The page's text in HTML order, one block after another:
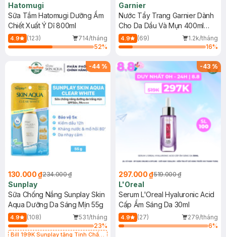
Hatomugi
Sữa Tắm Hatomugi Dưỡng Ẩm
Chiết Xuất Ý Dĩ 800ml
4.9 (123)
714/tháng
52%
Garnier
Nước Tẩy Trang Garnier Dành
Cho Da Dầu Và Mụn 400ml
(Mới)
4.9 (69)
1.2k/tháng
16%
-44 %
130.000 ₫234.000 ₫
Sunplay
Sữa Chống Nắng Sunplay Skin
Aqua Dưỡng Da Sáng Mịn 55g
4.9 (108)
531/tháng
23%
Bill 199K Sunplay tặng Tinh Chất
-43%
297.000 ₫519.000 ₫
L'Oreal
Serum L'Oreal Hyaluronic Acid
Cấp Ẩm Sáng Da 30ml
4.9 (27)
279/tháng
6%